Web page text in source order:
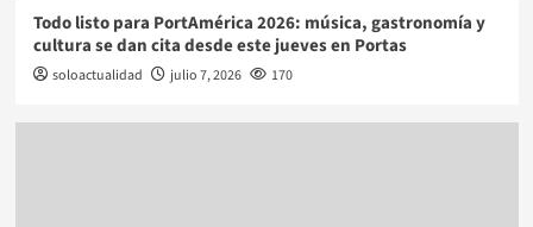
Todo listo para PortAmérica 2026: música, gastronomía y
cultura se dan cita desde este jueves en Portas
soloactualidad julio 7, 2026 170